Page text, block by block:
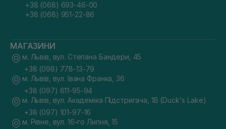
+38 (068) 693-46-00
+38 (068) 951-22-86
МАГАЗИНИ
м. Львів, вул. Степана Бандери, 45
+38 (098) 778-13-79
м. Львів, вул. Івана Франка, 36
+38 (097) 611-95-94
м. Львів, вул. Академіка Підстригача, 1В (Duck's Lake)
+38 (097) 101-97-16
м. Рівне, вул. 16-го Липня, 15